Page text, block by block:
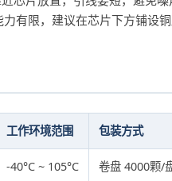
力有限，建议在芯片下方铺设
工作环境范围 包装方式
-40°C ~ 105°C 卷盘 4000颗/